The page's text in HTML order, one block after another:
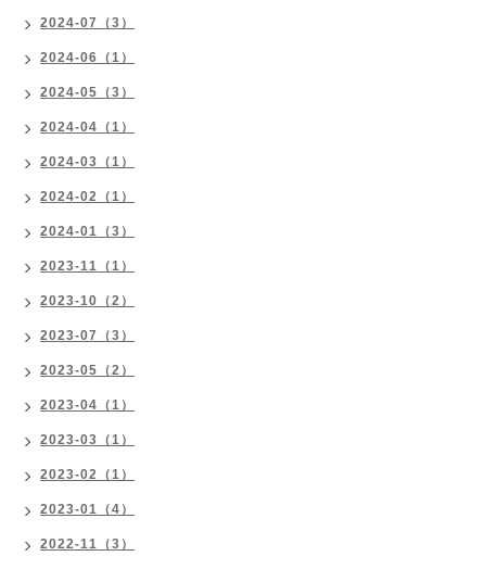
2024-07（3）
2024-06（1）
2024-05（3）
2024-04（1）
2024-03（1）
2024-02（1）
2024-01（3）
2023-11（1）
2023-10（2）
2023-07（3）
2023-05（2）
2023-04（1）
2023-03（1）
2023-02（1）
2023-01（4）
2022-11（3）